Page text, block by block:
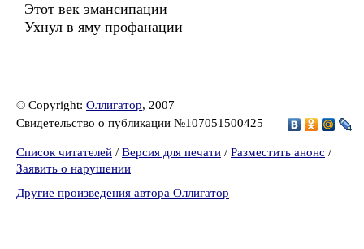
Этот век эмансипации
Ухнул в яму профанации
© Copyright: Оллигатор, 2007
Свидетельство о публикации №107051500425
Список читателей / Версия для печати / Разместить анонс /
Заявить о нарушении
Другие произведения автора Оллигатор